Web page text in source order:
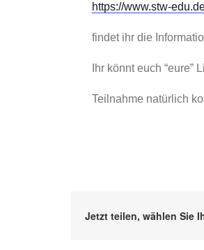
https://www.stw-
findet ihr die
Ihr könnt euch
Teilnahme natürlich
Jetzt teilen, wählen Sie